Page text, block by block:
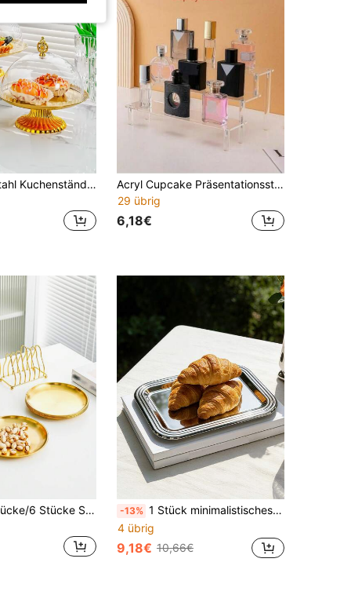
1 Stück Edelstahl Kuchenständer Dessert Display Ständer Mit Obstplatte, Domdeckel Für Wohnzimmer Zuhause
Acryl Cupcake Präsentationsständer, Multifunktions Cupcake Ständer, transparenter Acryl Präsentationsständer, Lebensmittel Präsentationsregal, Schreibtisch Aufbewahrungsregal, Cupcake & Dessert Ständer, Party Dekor Aufbewahrungsregal, Muttertags & Abschlussfeier
29 übrig
6,18€
4 Stücke/6 Stücke/6 Stücke Set Edelstahl Koreanische Grillplatte mit goldfarbener Leiste, Obst- und Kuchen Teller, Gastronomie Bankett Platte, Küche, Weihnachtsgeschenk
-13% 1 Stück minimalistisches rechteckiges Edelstahl Tablett, luxuriöses verspiegeltes Edelstahl Obstschale, kreative Dessertplatte im nordischen Stil, hochwertige Dessert-/Kuchenteller, exquisites Nachmittagstee Snack Tablett, luxuriöses mehrstöckiges Obstschalen Aufbewahrungstablett, Wohnzimmer Kaffeetisch Dekoration, geeignet für Café, Restaurant, Wohnzimmer, Dessertladen, Hochzeit, Party
4 übrig
9,18€ 10,66€